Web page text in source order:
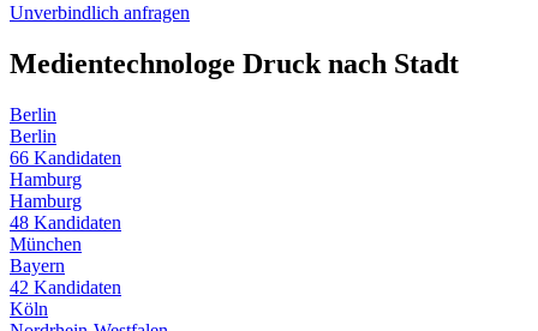
Unverbindlich anfragen
Medientechnologe Druck nach Stadt
Berlin
Berlin
66 Kandidaten
Hamburg
Hamburg
48 Kandidaten
München
Bayern
42 Kandidaten
Köln